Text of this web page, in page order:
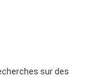
sur des